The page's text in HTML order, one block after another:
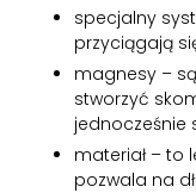
specjalny
przyciągają
magnesy –
stworzyć
jednocześnie
materiał – to
pozwala na